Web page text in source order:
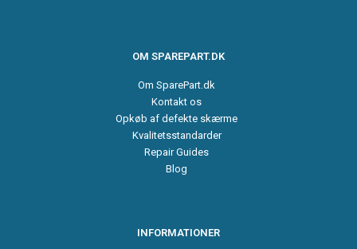
OM SPAREPART.DK
Om SparePart.dk
Kontakt os
Opkøb af defekte skærme
Kvalitetsstandarder
Repair Guides
Blog
INFORMATIONER